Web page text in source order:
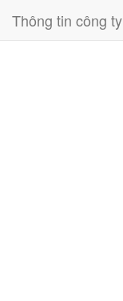
Thông tin công ty